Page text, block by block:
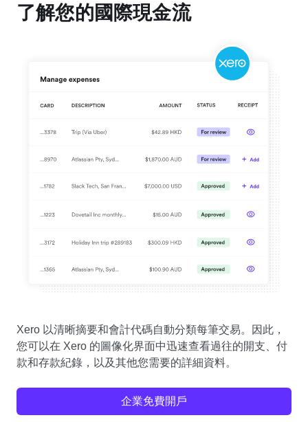
了解您的國際現金流
Xero 以清晰摘要和會計代碼自動分類每筆交易。因此，
您可以在 Xero 的圖像化界面中迅速查看過往的開支、付
款和存款紀錄，以及其他您需要的詳細資料。
企業免費開戶